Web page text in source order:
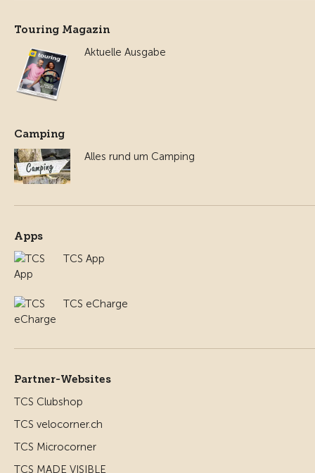
Touring Magazin
Aktuelle Ausgabe
Camping
Alles rund um Camping
Apps
TCS App
TCS eCharge
Partner-Websites
TCS Clubshop
TCS velocorner.ch
TCS Microcorner
TCS MADE VISIBLE